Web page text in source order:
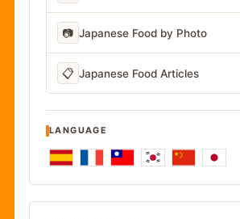
📷 Japanese Food by Photo
📋 Japanese Food Articles
LANGUAGE